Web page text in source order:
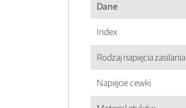
Dane
Index
Rodzaj napięcia zasilania
Napięcie cewki